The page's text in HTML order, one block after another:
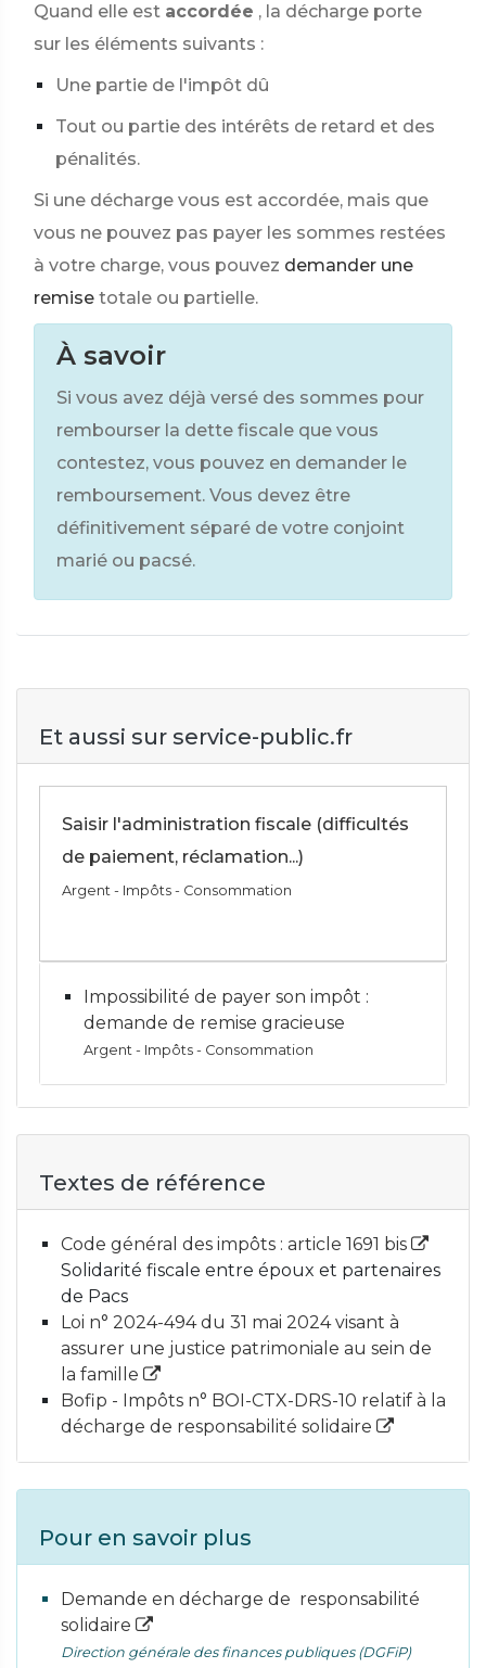
Quand elle est accordée , la décharge porte
sur les éléments suivants :
Une partie de l'impôt dû
Tout ou partie des intérêts de retard et des
pénalités.
Si une décharge vous est accordée, mais que
vous ne pouvez pas payer les sommes restées
à votre charge, vous pouvez demander une
remise totale ou partielle.
À savoir
Si vous avez déjà versé des sommes pour
rembourser la dette fiscale que vous
contestez, vous pouvez en demander le
remboursement. Vous devez être
définitivement séparé de votre conjoint
marié ou pacsé.
Et aussi sur service-public.fr
Saisir l'administration fiscale (difficultés
de paiement, réclamation...)
Argent - Impôts - Consommation
Impossibilité de payer son impôt :
demande de remise gracieuse
Argent - Impôts - Consommation
Textes de référence
Code général des impôts : article 1691 bis
Solidarité fiscale entre époux et partenaires
de Pacs
Loi n° 2024-494 du 31 mai 2024 visant à
assurer une justice patrimoniale au sein de
la famille
Bofip - Impôts n° BOI-CTX-DRS-10 relatif à la
décharge de responsabilité solidaire
Pour en savoir plus
Demande en décharge de responsabilité
solidaire
Direction générale des finances publiques (DGFiP)